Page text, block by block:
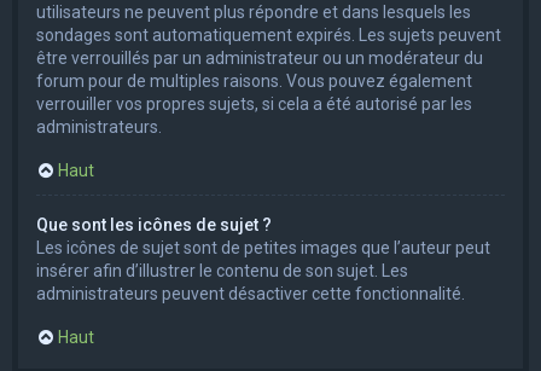
utilisateurs ne peuvent plus répondre et dans lesquels les
sondages sont automatiquement expirés. Les sujets peuvent
être verrouillés par un administrateur ou un modérateur du
forum pour de multiples raisons. Vous pouvez également
verrouiller vos propres sujets, si cela a été autorisé par les
administrateurs.
Haut
Que sont les icônes de sujet ?
Les icônes de sujet sont de petites images que l’auteur peut
insérer afin d’illustrer le contenu de son sujet. Les
administrateurs peuvent désactiver cette fonctionnalité.
Haut